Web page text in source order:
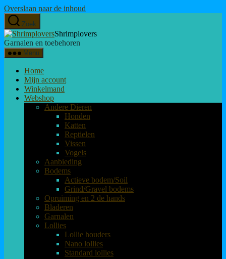
Overslaan naar de inhoud
Zoek
Shrimplovers
Garnalen en toebehoren
Menu
Home
Mijn account
Winkelmand
Webshop
Andere Dieren
Honden
Katten
Reptielen
Vissen
Vogels
Aanbieding
Bodems
Actieve bodem/Soil
Grind/Gravel bodems
Opruiming en 2 de hands
Bladeren
Garnalen
Lollies
Lollie houders
Nano lollies
Standard lollies